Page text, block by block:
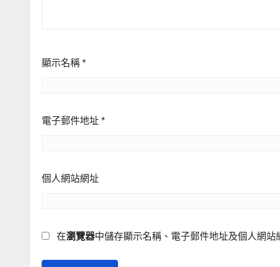
顯示名稱 *
電子郵件地址 *
個人網站網址
在瀏覽器中儲存顯示名稱、電子郵件地址及個人網站